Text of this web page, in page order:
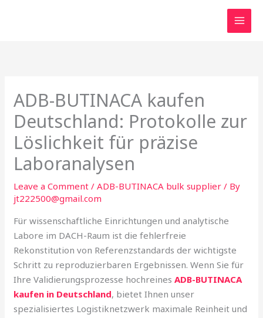
ADB-BUTINACA kaufen
Deutschland: Protokolle zur
Löslichkeit für präzise
Laboranalysen
Leave a Comment /ADB-BUTINACA bulk supplier / By
jt222500@gmail.com
Für wissenschaftliche Einrichtungen und analytische
Labore im DACH-Raum ist die fehlerfreie
Rekonstitution von Referenzstandards der wichtigste
Schritt zu reproduzierbaren Ergebnissen. Wenn Sie für
Ihre Validierungsprozesse hochreinesADB-BUTINACA
kaufen in Deutschland, bietet Ihnen unser
spezialisiertes Logistiknetzwerk maximale Reinheit und